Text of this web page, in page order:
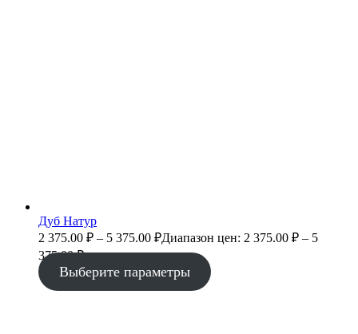
Дуб Натур
2 375.00 ₽ – 5 375.00 ₽Диапазон цен: 2 375.00 ₽ – 5
375.00 ₽
Выберите параметры